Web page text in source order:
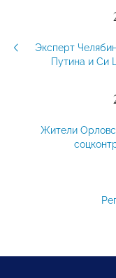
Эксперт
Путина и Си
Жители